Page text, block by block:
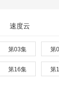
速度云
第03集 第
第16集 第